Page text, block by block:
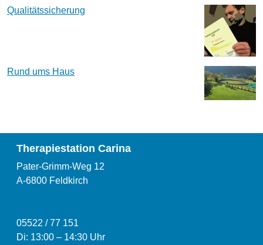
Qualitätssicherung
Rund ums Haus
Therapiestation Carina
Pater-Grimm-Weg 12
A-6800 Feldkirch
05522 / 77 151
Di: 13:00 – 14:30 Uhr